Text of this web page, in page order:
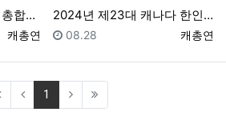
2022년 캐나다 한인회 총합회 소개 영상
등록자
캐총연
2024년 제23대 캐나다 한인회 총연합회장 선거, "…
등록자
캐총연
등록일
08.28
1 (current)